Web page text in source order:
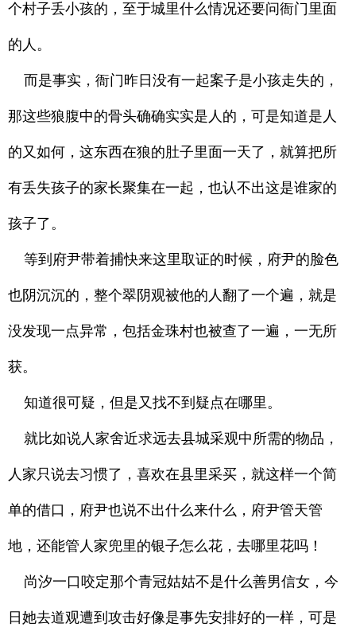
个村子丢小孩的，至于城里什么情况还要问衙门里面
的人。
而是事实，衙门昨日没有一起案子是小孩走失的，
那这些狼腹中的骨头确确实实是人的，可是知道是人
的又如何，这东西在狼的肚子里面一天了，就算把所
有丢失孩子的家长聚集在一起，也认不出这是谁家的
孩子了。
等到府尹带着捕快来这里取证的时候，府尹的脸色
也阴沉沉的，整个翠阴观被他的人翻了一个遍，就是
没发现一点异常，包括金珠村也被查了一遍，一无所
获。
知道很可疑，但是又找不到疑点在哪里。
就比如说人家舍近求远去县城采观中所需的物品，
人家只说去习惯了，喜欢在县里采买，就这样一个简
单的借口，府尹也说不出什么来什么，府尹管天管
地，还能管人家兜里的银子怎么花，去哪里花吗！
尚汐一口咬定那个青冠姑姑不是什么善男信女，今
日她去道观遭到攻击好像是事先安排好的一样，可是